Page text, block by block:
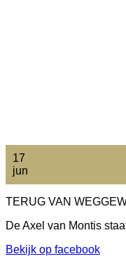
17
jun
TERUG VAN
De Axel van Montis
Bekijk op facebook